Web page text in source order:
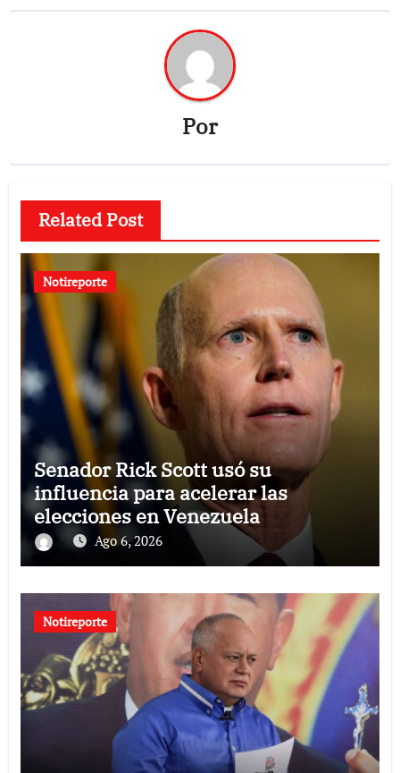
Por
Related Post
Notireporte
Senador Rick Scott usó su
influencia para acelerar las
elecciones en Venezuela
Ago 6, 2026
Notireporte